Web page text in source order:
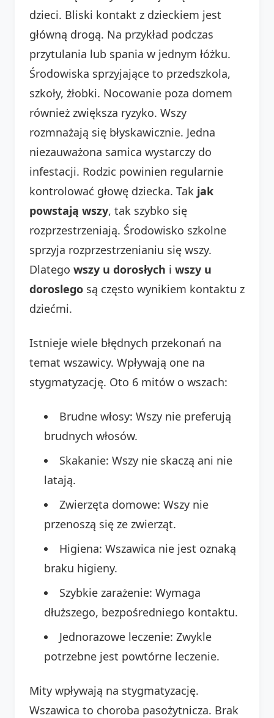
dzieci. Bliski kontakt z dzieckiem jest
główną drogą. Na przykład podczas
przytulania lub spania w jednym łóżku.
Środowiska sprzyjające to przedszkola,
szkoły, żłobki. Nocowanie poza domem
również zwiększa ryzyko. Wszy
rozmnażają się błyskawicznie. Jedna
niezauważona samica wystarczy do
infestacji. Rodzic powinien regularnie
kontrolować głowę dziecka. Tak jak
powstają wszy, tak szybko się
rozprzestrzeniają. Środowisko szkolne
sprzyja rozprzestrzenianiu się wszy.
Dlatego wszy u dorosłych i wszy u
doroslego są często wynikiem kontaktu z
dziećmi.
Istnieje wiele błędnych przekonań na
temat wszawicy. Wpływają one na
stygmatyzację. Oto 6 mitów o wszach:
Brudne włosy: Wszy nie preferują
brudnych włosów.
Skakanie: Wszy nie skaczą ani nie
latają.
Zwierzęta domowe: Wszy nie
przenoszą się ze zwierząt.
Higiena: Wszawica nie jest oznaką
braku higieny.
Szybkie zarażenie: Wymaga
dłuższego, bezpośredniego kontaktu.
Jednorazowe leczenie: Zwykle
potrzebne jest powtórne leczenie.
Mity wpływają na stygmatyzację.
Wszawica to choroba pasożytnicza. Brak